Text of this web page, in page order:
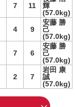
7 11
輝
(57.0kg)
4 9
安藤 勝
己
(57.0kg)
7 6
安藤 勝
己
(57.0kg)
2 7
岩田 康
誠
(57.0kg)